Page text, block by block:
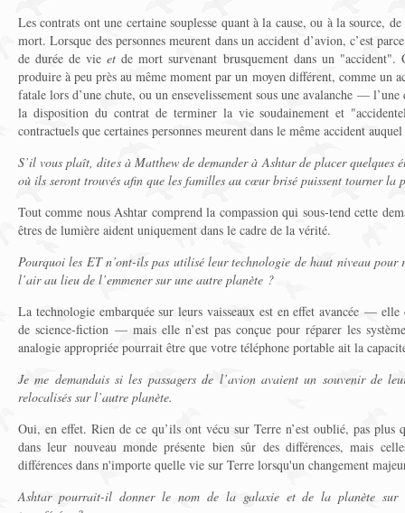
Les contrats ont une certaine souplesse quant à la cause, ou à la source,
mort. Lorsque des personnes meurent dans un accident d’avion, c’est
de durée de vieetde mort survenant brusquement dans un "accident".
produire à peu près au même moment par un moyen différent, comme un
fatale lors d’une chute, ou un ensevelissement sous une avalanche — l’une
la disposition du contrat de terminer la vie soudainement et
contractuels que certaines personnes meurent dans le même accident
S’il vous plaît, dites à Matthew de demander à Ashtar de placer quelques
où ils seront trouvés afin que les familles au cœur brisé puissent tourner la
Tout comme nous Ashtar comprend la compassion qui sous-tend cette
êtres de lumière aident uniquement dans le cadre de la vérité.
Pourquoi les ET n’ont-ils pas utilisé leur technologie de haut niveau
l’air au lieu de l’emmener sur une autre planète ?
La technologie embarquée sur leurs vaisseaux est en effet avancée — elle
de science-fiction — mais elle n’est pas conçue pour réparer les
analogie appropriée pourrait être que votre téléphone portable ait la
Je me demandais si les passagers de l’avion avaient un souvenir de
relocalisés sur l’autre planète.
Oui, en effet. Rien de ce qu’ils ont vécu sur Terre n’est oublié, pas plus
dans leur nouveau monde présente bien sûr des différences, mais
différences dans n'importe quelle vie sur Terre lorsqu'un changement
Ashtar pourrait-il donner le nom de la galaxie et de la planète sur